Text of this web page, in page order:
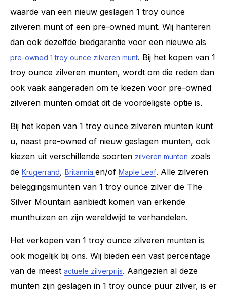
waarde van een nieuw geslagen 1 troy ounce
zilveren munt of een pre-owned munt. Wij hanteren
dan ook dezelfde biedgarantie voor een nieuwe als
pre-owned 1 troy ounce zilveren munt. Bij het kopen van 1
troy ounce zilveren munten, wordt om die reden dan
ook vaak aangeraden om te kiezen voor pre-owned
zilveren munten omdat dit de voordeligste optie is.
Bij het kopen van 1 troy ounce zilveren munten kunt
u, naast pre-owned of nieuw geslagen munten, ook
kiezen uit verschillende soorten zilveren munten zoals
de Krugerrand, Britannia en/of Maple Leaf. Alle zilveren
beleggingsmunten van 1 troy ounce zilver die The
Silver Mountain aanbiedt komen van erkende
munthuizen en zijn wereldwijd te verhandelen.
Het verkopen van 1 troy ounce zilveren munten is
ook mogelijk bij ons. Wij bieden een vast percentage
van de meest actuele zilverprijs. Aangezien al deze
munten zijn geslagen in 1 troy ounce puur zilver, is er